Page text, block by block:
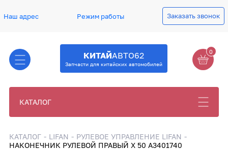
Наш адрес Режим работы Заказать звонок
КИТАЙАВТО62
Запчасти для китайских автомобилей
0
КАТАЛОГ
КАТАЛОГ LIFAN
РУЛЕВОЕ УПРАВЛЕНИЕ LIFAN
НАКОНЕЧНИК РУЛЕВОЙ ПРАВЫЙ X 50 A3401740